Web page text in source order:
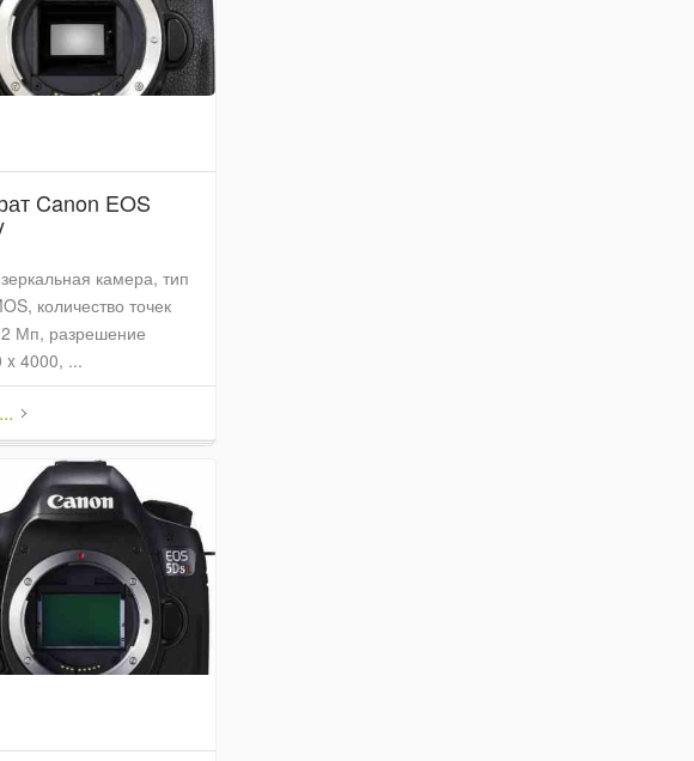
Canon EOS
камера, тип
количество точек
Мп, разрешение
x 4000, ...